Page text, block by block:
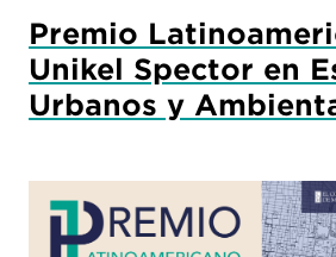
Premio
Unikel Spector en
Urbanos y